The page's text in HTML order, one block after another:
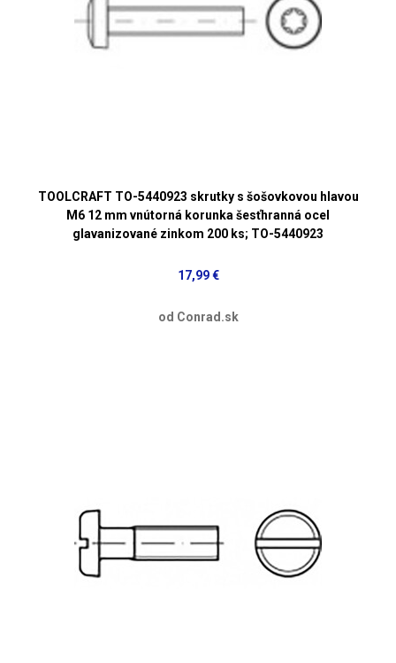
TOOLCRAFT TO-5440923 skrutky s šošovkovou hlavou
M6 12 mm vnútorná korunka šesťhranná ocel
glavanizované zinkom 200 ks; TO-5440923
17,99 €
od Conrad.sk